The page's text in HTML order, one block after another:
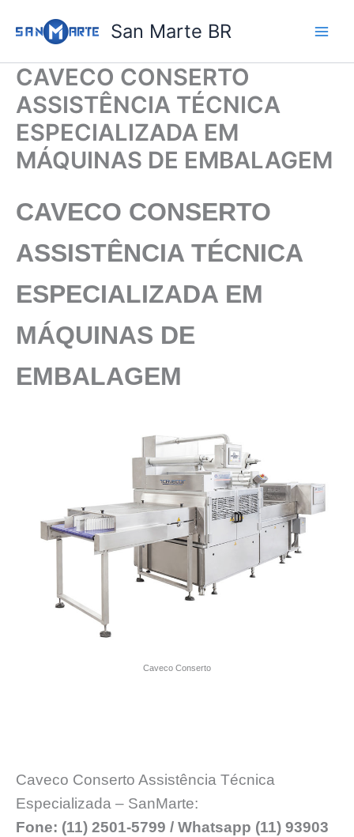
para
conteúdo
San Marte BR
CAVECO CONSERTO
ASSISTÊNCIA TÉCNICA
ESPECIALIZADA EM
MÁQUINAS DE EMBALAGEM
CAVECO CONSERTO
ASSISTÊNCIA TÉCNICA
ESPECIALIZADA EM
MÁQUINAS DE
EMBALAGEM
Caveco Conserto
Caveco Conserto Assistência Técnica
Especializada – SanMarte:
Fone: (11) 2501-5799 / Whatsapp (11) 93903